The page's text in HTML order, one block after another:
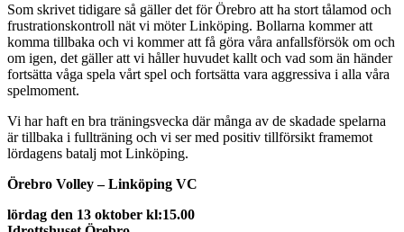
Som skrivet tidigare så gäller det för Örebro att ha stort tålamod och
frustrationskontroll nät vi möter Linköping. Bollarna kommer att
komma tillbaka och vi kommer att få göra våra anfallsförsök om och
om igen, det gäller att vi håller huvudet kallt och vad som än händer
fortsätta våga spela vårt spel och fortsätta vara aggressiva i alla våra
spelmoment.
Vi har haft en bra träningsvecka där många av de skadade spelarna
är tillbaka i fullträning och vi ser med positiv tillförsikt framemot
lördagens batalj mot Linköping.
Örebro Volley – Linköping VC
lördag den 13 oktober kl:15.00